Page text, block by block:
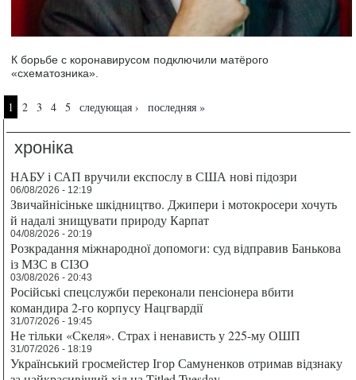
К борьбе с коронавирусом подключили матёрого
«схематозника».
Страницы
1 2 3 4 5 следующая › последняя »
хроніка
НАБУ і САП вручили експослу в США нові підозри
06/08/2026 - 12:19
Звичайнісіньке шкідництво. Джипери і мотокросери хочуть
й надалі знищувати природу Карпат
04/08/2026 - 20:19
Розкрадання міжнародної допомоги: суд відправив Банькова
із МЗС в СІЗО
03/08/2026 - 20:43
Російські спецслужби переконали пенсіонера вбити
командира 2-го корпусу Нацгвардії
31/07/2026 - 19:45
Не тільки «Скеля». Страх і ненависть у 225-му ОШП
31/07/2026 - 18:19
Український гросмейстер Ігор Самуненков отримав відзнаку